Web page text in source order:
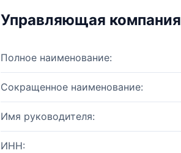
Управляющая компания
Полное наименование:
Сокращенное наименование:
Имя руководителя:
ИНН: